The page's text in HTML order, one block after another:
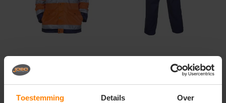
Toestemming Details Over
Texowear B.V. /
hydrowear
EN 20471 Parka
Texowear B.V. /
hydrowear
Regenbroek Neede